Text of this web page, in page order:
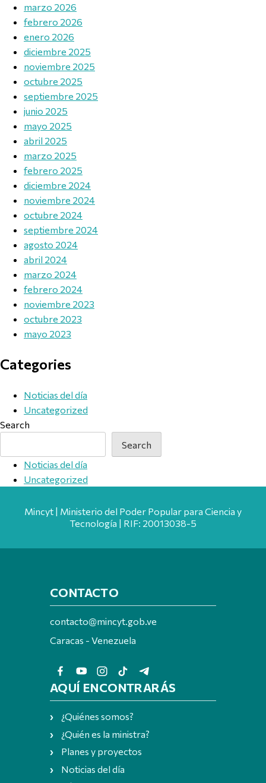
marzo 2026
febrero 2026
enero 2026
diciembre 2025
noviembre 2025
octubre 2025
septiembre 2025
junio 2025
mayo 2025
abril 2025
marzo 2025
febrero 2025
diciembre 2024
noviembre 2024
octubre 2024
septiembre 2024
agosto 2024
abril 2024
marzo 2024
febrero 2024
noviembre 2023
octubre 2023
mayo 2023
Categories
Noticias del día
Uncategorized
Search
Search
Noticias del día
Uncategorized
Mincyt | Ministerio del Poder Popular para Ciencia y
Tecnología | RIF: 20013038-5
CONTACTO
contacto@mincyt.gob.ve
Caracas - Venezuela
AQUÍ ENCONTRARÁS
¿Quiénes somos?
¿Quién es la ministra?
Planes y proyectos
Noticias del día